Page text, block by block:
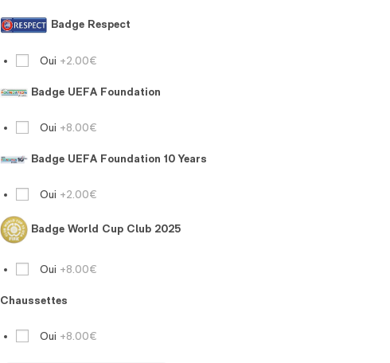
Badge Respect
Oui +2.00€
Badge UEFA Foundation
Oui +8.00€
Badge UEFA Foundation 10 Years
Oui +2.00€
Badge World Cup Club 2025
Oui +8.00€
Chaussettes
Oui +8.00€